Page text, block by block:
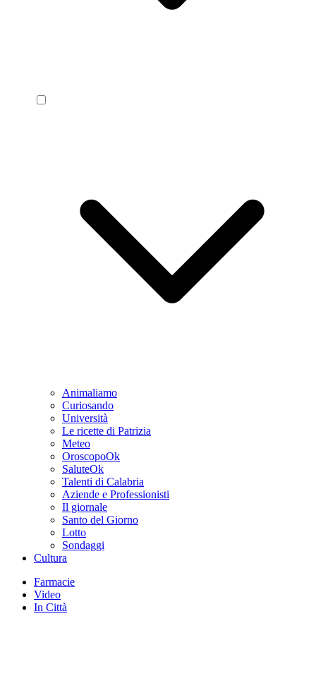
Animaliamo
Curiosando
Università
Le ricette di Patrizia
Meteo
OroscopoOk
SaluteOk
Talenti di Calabria
Aziende e Professionisti
Il giornale
Santo del Giorno
Lotto
Sondaggi
Cultura
Farmacie
Video
In Città